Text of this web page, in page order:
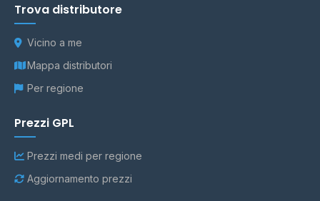
Trova distributore
Vicino a me
Mappa distributori
Per regione
Prezzi GPL
Prezzi medi per regione
Aggiornamento prezzi